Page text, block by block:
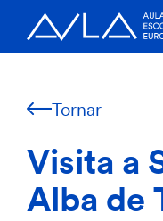
Tornar
Visita a
Alba de